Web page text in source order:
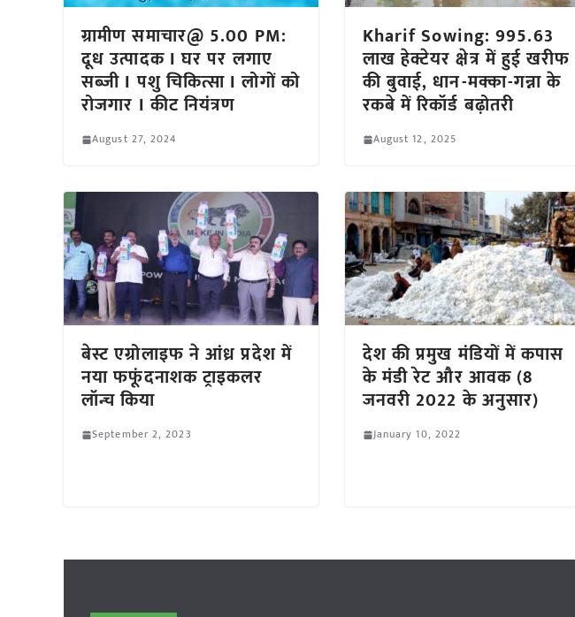
ग्रामीण समाचार@ 5.00 PM:
दूध उत्पादक I घर पर लगाए
सब्जी I पशु चिकित्सा I लोगों को
रोजगार I कीट नियंत्रण
August 27, 2024
Kharif Sowing: 995.63
लाख हेक्टेयर क्षेत्र में हुई खरीफ
की बुवाई, धान-मक्का-गन्ना के
रकबे में रिकॉर्ड बढ़ोतरी
August 12, 2025
बेस्ट एग्रोलाइफ ने आंध्र प्रदेश में
नया फफूंदनाशक ट्राइकलर
लॉन्च किया
September 2, 2023
देश की प्रमुख मंडियों में कपास
के मंडी रेट और आवक (8
जनवरी 2022 के अनुसार)
January 10, 2022